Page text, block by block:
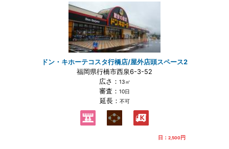
ドン・キホーテコスタ行橋店/屋外店頭スペース2
福岡県行橋市西泉6-3-52
広さ： 13㎡
審査： 10日
延長： 不可
日： 2,500円